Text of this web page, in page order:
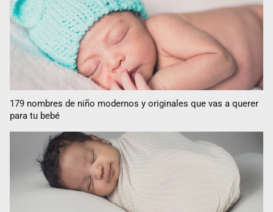
179 nombres de niño modernos y originales que vas a querer
para tu bebé